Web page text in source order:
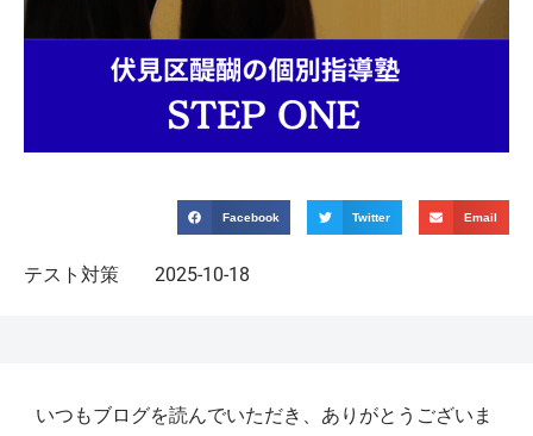
Facebook Twitter Email
テスト対策 2025-10-18
いつもブログを読んでいただき、ありがとうございま